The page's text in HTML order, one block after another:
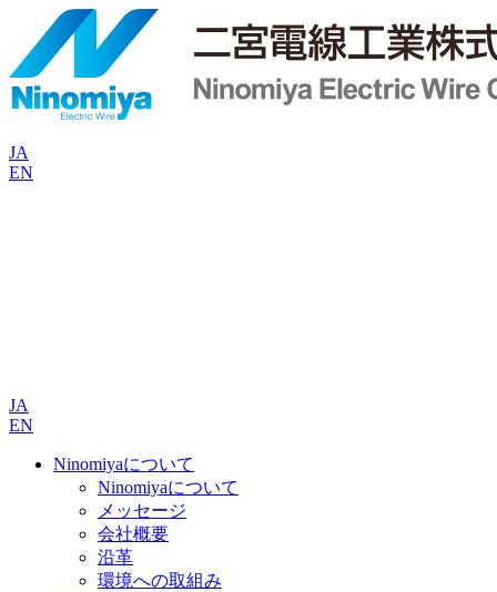
JA
EN
JA
EN
Ninomiyaについて
Ninomiyaについて
メッセージ
会社概要
沿革
環境への取組み